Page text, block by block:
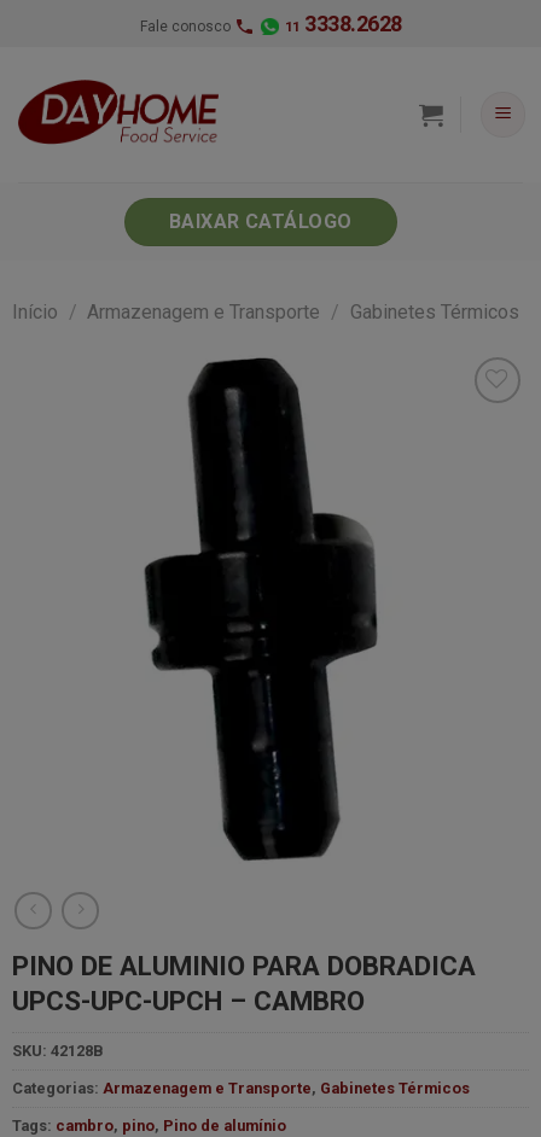
Fale conosco 11 3338.2628
BAIXAR CATÁLOGO
Início / Armazenagem e Transporte / Gabinetes Térmicos
PINO DE ALUMINIO PARA DOBRADICA
UPCS-UPC-UPCH – CAMBRO
SKU: 42128B
Categorias: Armazenagem e Transporte, Gabinetes Térmicos
Tags: cambro, pino, Pino de alumínio